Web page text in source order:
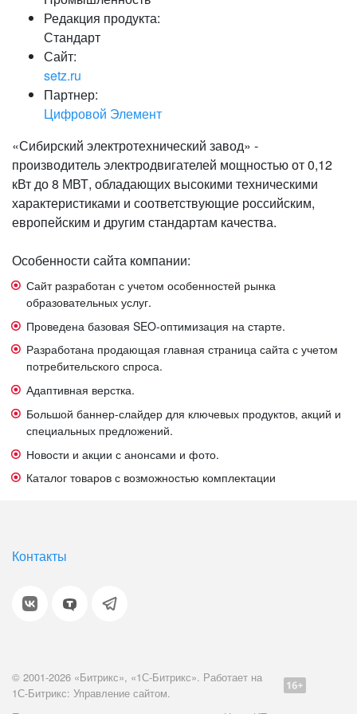
Редакция продукта:
Стандарт
Сайт:
setz.ru
Партнер:
Цифровой Элемент
«Сибирский электротехнический завод» -
производитель электродвигателей мощностью от 0,12
кВт до 8 МВТ, обладающих высокими техническими
характеристиками и соответствующие российским,
европейским и другим стандартам качества.
Особенности сайта компании:
Сайт разработан с учетом особенностей рынка
образовательных услуг.
Проведена базовая SEO-оптимизация на старте.
Разработана продающая главная страница сайта с учетом
потребительского спроса.
Адаптивная верстка.
Большой баннер-слайдер для ключевых продуктов, акций и
специальных предложений.
Новости и акции с анонсами и фото.
Каталог товаров с возможностью комплектации
Контакты
© 2001-2026 «Битрикс», «1С-Битрикс». Работает на
1С-Битрикс: Управление сайтом.